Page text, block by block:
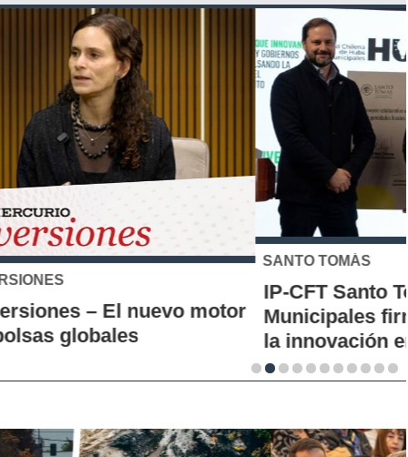
SANTO TOMÁS
IP-CFT Santo Tomás y Red de Hubs
Municipales firman alianza para impulsar
la innovación en los territorios